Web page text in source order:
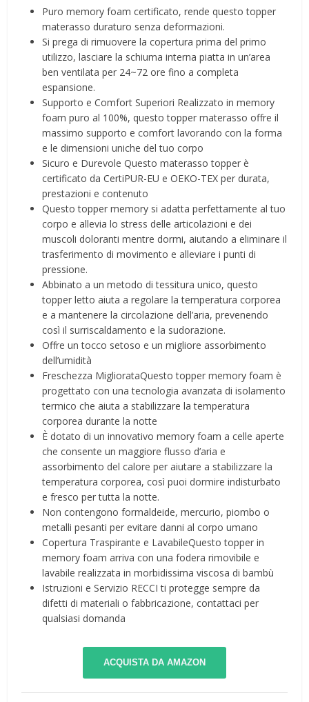
Puro memory foam certificato, rende questo topper
materasso duraturo senza deformazioni.
Si prega di rimuovere la copertura prima del primo
utilizzo, lasciare la schiuma interna piatta in un’area
ben ventilata per 24~72 ore fino a completa
espansione.
Supporto e Comfort Superiori Realizzato in memory
foam puro al 100%, questo topper materasso offre il
massimo supporto e comfort lavorando con la forma
e le dimensioni uniche del tuo corpo
Sicuro e Durevole Questo materasso topper è
certificato da CertiPUR-EU e OEKO-TEX per durata,
prestazioni e contenuto
Questo topper memory si adatta perfettamente al tuo
corpo e allevia lo stress delle articolazioni e dei
muscoli doloranti mentre dormi, aiutando a eliminare il
trasferimento di movimento e alleviare i punti di
pressione.
Abbinato a un metodo di tessitura unico, questo
topper letto aiuta a regolare la temperatura corporea
e a mantenere la circolazione dell’aria, prevenendo
così il surriscaldamento e la sudorazione.
Offre un tocco setoso e un migliore assorbimento
dell’umidità
Freschezza MigliorataQuesto topper memory foam è
progettato con una tecnologia avanzata di isolamento
termico che aiuta a stabilizzare la temperatura
corporea durante la notte
È dotato di un innovativo memory foam a celle aperte
che consente un maggiore flusso d’aria e
assorbimento del calore per aiutare a stabilizzare la
temperatura corporea, così puoi dormire indisturbato
e fresco per tutta la notte.
Non contengono formaldeide, mercurio, piombo o
metalli pesanti per evitare danni al corpo umano
Copertura Traspirante e LavabileQuesto topper in
memory foam arriva con una fodera rimovibile e
lavabile realizzata in morbidissima viscosa di bambù
Istruzioni e Servizio RECCI ti protegge sempre da
difetti di materiali o fabbricazione, contattaci per
qualsiasi domanda
ACQUISTA DA AMAZON